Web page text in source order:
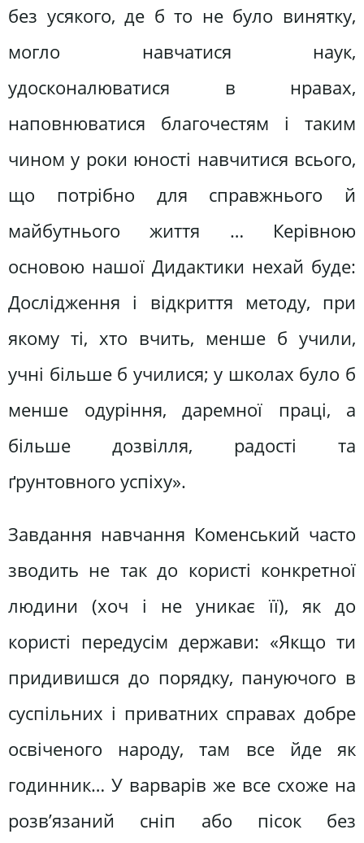
без усякого, де б то не було винятку,
могло навчатися наук,
удосконалюватися в нравах,
наповнюватися благочестям і таким
чином у роки юності навчитися всього,
що потрібно для справжнього й
майбутнього життя … Керівною
основою нашої Дидактики нехай буде:
Дослідження і відкриття методу, при
якому ті, хто вчить, менше б учили,
учні більше б училися; у школах було б
менше одуріння, даремної праці, а
більше дозвілля, радості та
ґрунтовного успіху».
Завдання навчання Коменський часто
зводить не так до користі конкретної
людини (хоч і не уникає її), як до
користі передусім держави: «Якщо ти
придивишся до порядку, пануючого в
суспільних і приватних справах добре
освіченого народу, там все йде як
годинник… У варварів же все схоже на
розв’язаний сніп або пісок без